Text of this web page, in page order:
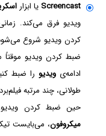
Screencast یا ابزار
ویدیو فرق می‌کند.
کردن ویدیو شروع
ضبط کردن ویدیو
ادامه‌ی ویدیو را ضبط
طولانی، چند مرتبه
حین ضبط کردن
میکروفون، می‌بایست